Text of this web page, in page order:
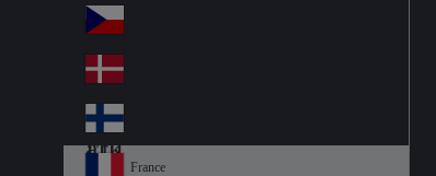
ina
Cz
ec
h
De
nm
ark
Fin
France